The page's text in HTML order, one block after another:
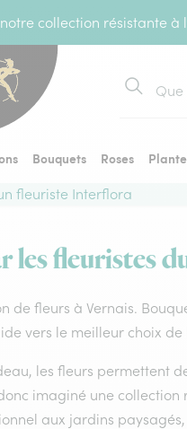
collection résistante à
Bouquets Roses
fleuriste Interflora
les fleuristes
de fleurs à Vernais.
vers le meilleur choix
les fleurs permettent
imaginé une collection
aux jardins